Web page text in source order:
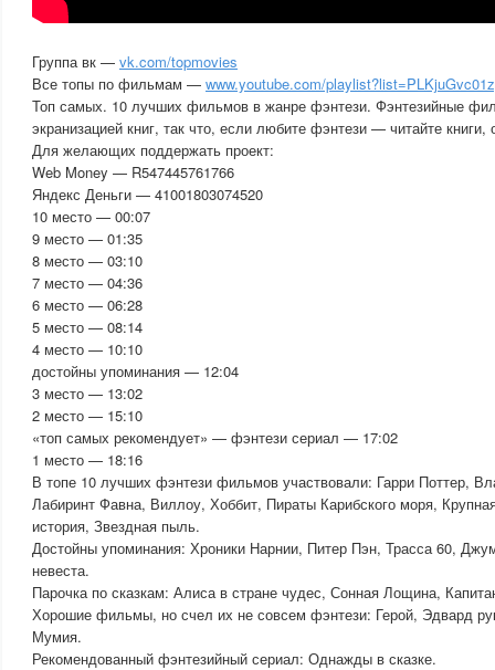
Группа вк — vk.com/topmovies
Все топы по фильмам — www.youtube.com/
Топ самых. 10 лучших фильмов в жанре фэнтези. Фэнтезийные
экранизацией книг, так что, если любите фэнтези — читайте
Для желающих поддержать проект:
Web Money — R547445761766
Яндекс Деньги — 41001803074520
10 место — 00:07
9 место — 01:35
8 место — 03:10
7 место — 04:36
6 место — 06:28
5 место — 08:14
4 место — 10:10
достойны упоминания — 12:04
3 место — 13:02
2 место — 15:10
«топ самых рекомендует» — фэнтези сериал — 17:02
1 место — 18:16
В топе 10 лучших фэнтези фильмов участвовали: Гарри Поттер,
Лабиринт Фавна, Виллоу, Хоббит, Пираты Карибского моря,
история, Звездная пыль.
Достойны упоминания: Хроники Нарнии, Питер Пэн, Трасса 60,
невеста.
Парочка по сказкам: Алиса в стране чудес, Сонная Лощина,
Хорошие фильмы, но счел их не совсем фэнтези: Герой, Эдвард
Мумия.
Рекомендованный фэнтезийный сериал: Однажды в сказке.